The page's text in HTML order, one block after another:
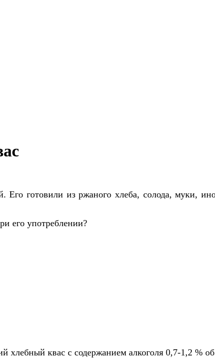
готовили из ржаного хлеба, солода, муки,
его употреблении?
хлебный квас с содержанием алкоголя 0,7-1,2 %